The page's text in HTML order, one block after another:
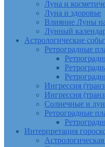
Луна и
Луна и здоровье
Влияние Луны
Лунный
Астрологические
Ретроградные
Ингрессия
Ингрессия
Солнечные и
Ретроградные
Интерпретация